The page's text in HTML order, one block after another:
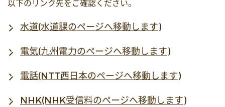
以下のリンク先をご確認ください。
水道(水道課のページへ移動します)
電気(九州電力のページへ移動します)
電話(NTT西日本のページへ移動します)
NHK(NHK受信料のページへ移動します)